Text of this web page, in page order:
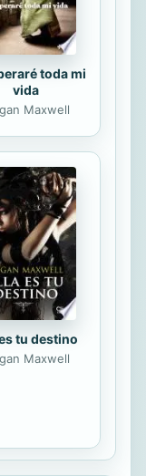
aquel...
toda mi
vida
Maxwell
tu destino
Maxwell